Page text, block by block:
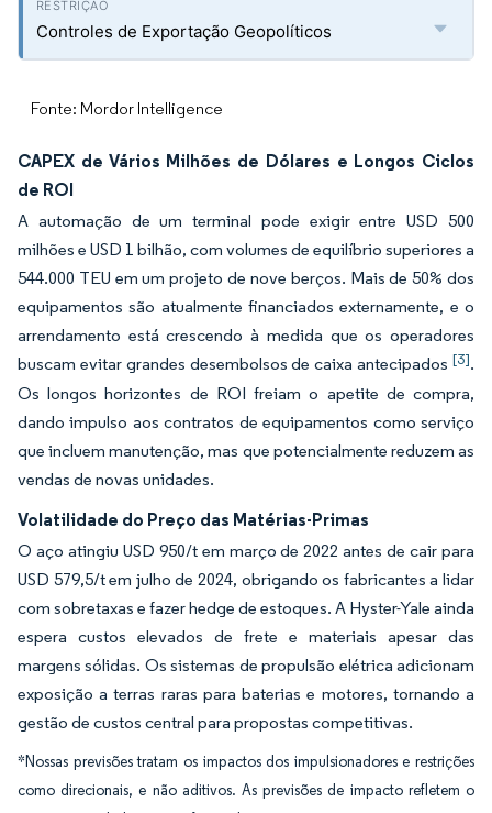
Controles de Exportação Geopolíticos
Fonte: Mordor Intelligence
CAPEX de Vários Milhões de Dólares e Longos Ciclos
de ROI
A automação de um terminal pode exigir entre USD 500
milhões e USD 1 bilhão, com volumes de equilíbrio superiores a
544.000 TEU em um projeto de nove berços. Mais de 50% dos
equipamentos são atualmente financiados externamente, e o
arrendamento está crescendo à medida que os operadores
buscam evitar grandes desembolsos de caixa antecipados [3].
Os longos horizontes de ROI freiam o apetite de compra,
dando impulso aos contratos de equipamentos como serviço
que incluem manutenção, mas que potencialmente reduzem as
vendas de novas unidades.
Volatilidade do Preço das Matérias-Primas
O aço atingiu USD 950/t em março de 2022 antes de cair para
USD 579,5/t em julho de 2024, obrigando os fabricantes a lidar
com sobretaxas e fazer hedge de estoques. A Hyster-Yale ainda
espera custos elevados de frete e materiais apesar das
margens sólidas. Os sistemas de propulsão elétrica adicionam
exposição a terras raras para baterias e motores, tornando a
gestão de custos central para propostas competitivas.
*Nossas previsões tratam os impactos dos impulsionadores e restrições
como direcionais, e não aditivos. As previsões de impacto refletem o